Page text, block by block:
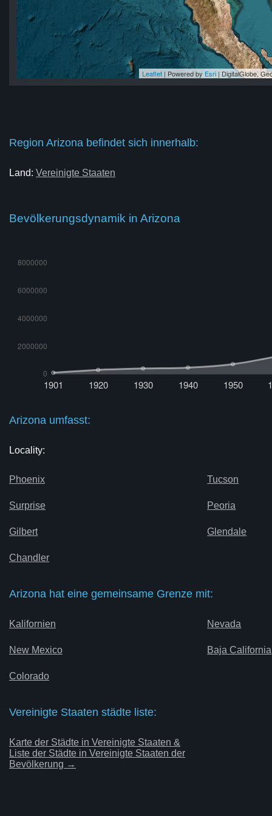
Leaflet| Powered by Esri| DigitalGlobe,
Region Arizona befindet sich innerhalb:
Land: Vereinigte Staaten
Bevölkerungsdynamik in Arizona
Arizona umfasst:
Locality:
Phoenix Tucson
Surprise Peoria
Gilbert Glendale
Chandler
Arizona hat eine gemeinsame Grenze mit:
Kalifornien Nevada
New Mexico Baja California
Colorado
Vereinigte Staaten städte liste:
Karte der Städte in Vereinigte Staaten &
Liste der Städte in Vereinigte Staaten der
Bevölkerung →